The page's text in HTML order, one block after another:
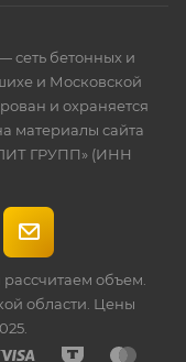
сеть бетонных и
и Московской
и охраняется
материалы сайта
ГРУПП» (ИНН
объем.
области. Цены